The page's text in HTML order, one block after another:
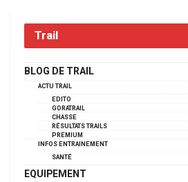
Trail
BLOG DE TRAIL
ACTU TRAIL
EDITO
GORATRAIL
CHASSE
RÉSULTATS TRAILS
PREMIUM
INFOS ENTRAINEMENT
SANTÉ
EQUIPEMENT